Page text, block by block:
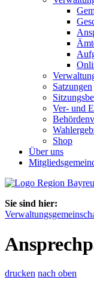
Satzungen
Ver- und
Shop
Über uns
Sie sind hier:
drucken nach oben